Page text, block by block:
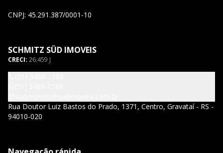
CNPJ: 45.291.387/0001-10
SCHMITZ SÜD IMOVEIS
CRECI: 26.459 J
Rua Doutor Luiz Bastos do Prado, 1371, Centro, Gravataí - RS -
94010-020